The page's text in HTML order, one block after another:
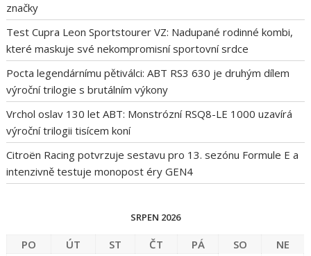
značky
Test Cupra Leon Sportstourer VZ: Nadupané rodinné kombi,
které maskuje své nekompromisní sportovní srdce
Pocta legendárnímu pětiválci: ABT RS3 630 je druhým dílem
výroční trilogie s brutálním výkony
Vrchol oslav 130 let ABT: Monstrózní RSQ8-LE 1000 uzavírá
výroční trilogii tisícem koní
Citroën Racing potvrzuje sestavu pro 13. sezónu Formule E a
intenzivně testuje monopost éry GEN4
SRPEN 2026
PO ÚT ST ČT PÁ SO
NE